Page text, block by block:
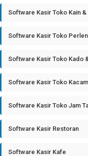
Software Kasir Toko Kain &
Software Kasir Toko
Software Kasir Toko Kado
Software Kasir Toko
Software Kasir Toko Jam
Software Kasir Restoran
Software Kasir Kafe